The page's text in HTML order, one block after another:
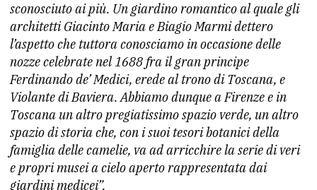
sconosciuto ai più. Un giardino romantico al quale gli
architetti Giacinto Maria e Biagio Marmi dettero
l’aspetto che tuttora conosciamo in occasione delle
nozze celebrate nel 1688 fra il gran principe
Ferdinando de’ Medici, erede al trono di Toscana, e
Violante di Baviera. Abbiamo dunque a Firenze e in
Toscana un altro pregiatissimo spazio verde, un altro
spazio di storia che, con i suoi tesori botanici della
famiglia delle camelie, va ad arricchire la serie di veri
e propri musei a cielo aperto rappresentata dai
giardini medicei”.